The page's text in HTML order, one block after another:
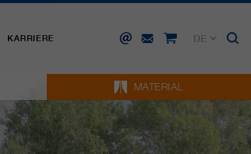
KARRIERE
DE
IT
MATERIAL